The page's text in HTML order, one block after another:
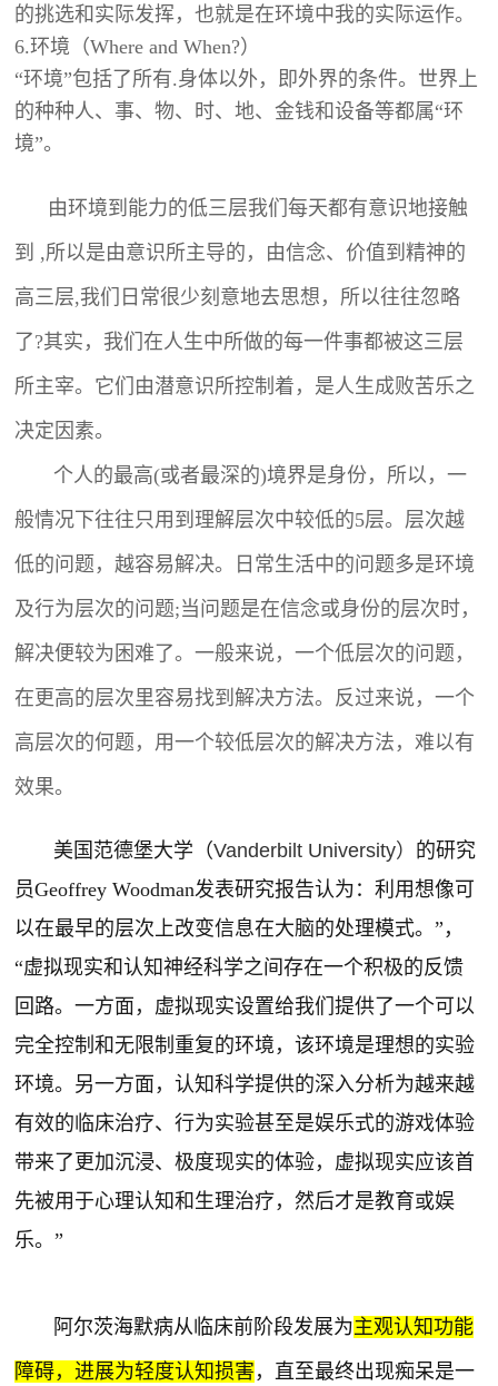
的挑选和实际发挥，也就是在环境中我的实际运作。
6.环境（Where and When?）
“环境”包括了所有.身体以外，即外界的条件。世界上
的种种人、事、物、时、地、金钱和设备等都属“环
境”。
由环境到能力的低三层我们每天都有意识地接触
到 ,所以是由意识所主导的，由信念、价值到精神的
高三层,我们日常很少刻意地去思想，所以往往忽略
了?其实，我们在人生中所做的每一件事都被这三层
所主宰。它们由潜意识所控制着，是人生成败苦乐之
决定因素。
个人的最高(或者最深的)境界是身份，所以，一
般情况下往往只用到理解层次中较低的5层。层次越
低的问题，越容易解决。日常生活中的问题多是环境
及行为层次的问题;当问题是在信念或身份的层次时，
解决便较为困难了。一般来说，一个低层次的问题，
在更高的层次里容易找到解决方法。反过来说，一个
高层次的何题，用一个较低层次的解决方法，难以有
效果。
美国范德堡大学（Vanderbilt University） 的研究
员Geoffrey Woodman发表研究报告认为：利用想像可
以在最早的层次上改变信息在大脑的处理模式。”，
“虚拟现实和认知神经科学之间存在一个积极的反馈
回路。一方面，虚拟现实设置给我们提供了一个可以
完全控制和无限制重复的环境，该环境是理想的实验
环境。另一方面，认知科学提供的深入分析为越来越
有效的临床治疗、行为实验甚至是娱乐式的游戏体验
带来了更加沉浸、极度现实的体验， 虚拟现实应该首
先被用于心理认知和生理治疗，然后才是教育或娱
乐。”
阿尔茨海默病从临床前阶段发展为主观认知功能
障碍，进展为轻度认知损害 ，直至最终出现痴呆是一